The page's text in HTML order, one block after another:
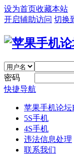
设为首页收藏本站
开启辅助访问 切换
密码
快捷导航
苹果手机论坛
5S手机
4S手机
违法信息处理
联系我们